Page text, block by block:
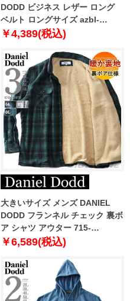
DODD ビジネス レザー ロング
ベルト ロングサイズ azbl-
229006
￥4,389(税込)
大きいサイズ メンズ DANIEL
DODD フランネル チェック 裏ボ
ア シャツ アウター 715-
sh240410
￥6,589(税込)